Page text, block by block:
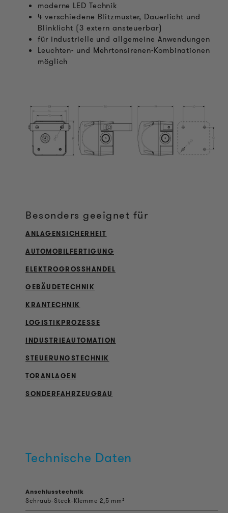
moderne LED Technik
4 verschiedene Blitzmuster, Dauerlicht und
Blinklicht (3 extern ansteuerbar)
für industrielle und allgemeine Anwendungen
Leuchten- und Mehrtonsirenen-Kombinationen
möglich
Besonders geeignet für
ANLAGENSICHERHEIT
AUTOMOBILFERTIGUNG
ELEKTROGROSSHANDEL
GEBÄUDETECHNIK
KRANTECHNIK
LOGISTIKPROZESSE
INDUSTRIEAUTOMATION
STEUERUNGSTECHNIK
TORANLAGEN
SONDERFAHRZEUGBAU
Technische Daten
Anschlusstechnik
Schraub-Steck-Klemme 2,5 mm²